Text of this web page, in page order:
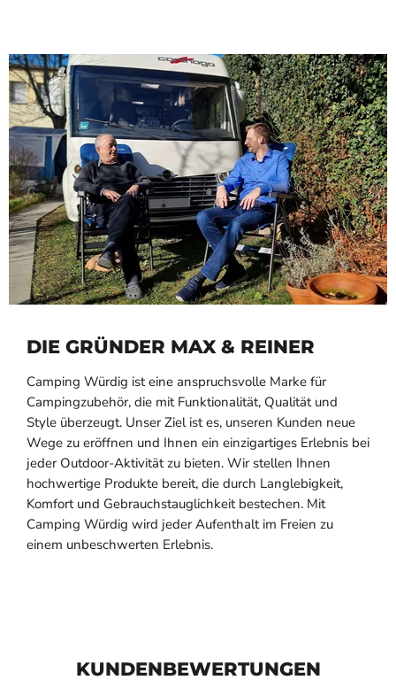
DIE GRÜNDER MAX & REINER
Camping Würdig ist eine anspruchsvolle Marke für
Campingzubehör, die mit Funktionalität, Qualität und
Style überzeugt. Unser Ziel ist es, unseren Kunden neue
Wege zu eröffnen und Ihnen ein einzigartiges Erlebnis bei
jeder Outdoor-Aktivität zu bieten. Wir stellen Ihnen
hochwertige Produkte bereit, die durch Langlebigkeit,
Komfort und Gebrauchstauglichkeit bestechen. Mit
Camping Würdig wird jeder Aufenthalt im Freien zu
einem unbeschwerten Erlebnis.
KUNDENBEWERTUNGEN